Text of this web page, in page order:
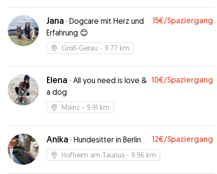
wollen. Absolut zu empfehlen!”
Jana · Dogcare mit Herz und
Erfahrung 😊
15€/Spaziergang
Groß-Gerau - 9.77 km
Elena · All you need is love &
a dog
10€/Spaziergang
Mainz - 9.91 km
Anika · Hundesitter in Berlin 12€/Spaziergang
Hofheim am Taunus - 9.96 km